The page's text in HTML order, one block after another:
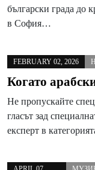
български града до
в София…
FEBRUARY 02, 2026
Когато
Не пропускайте
гласът зад
експерт в